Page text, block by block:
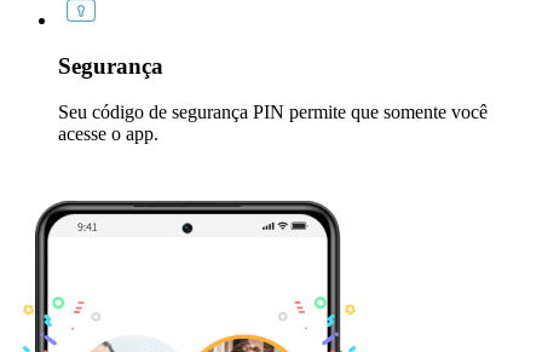
Segurança
Seu código de segurança PIN permite que somente você
acesse o app.